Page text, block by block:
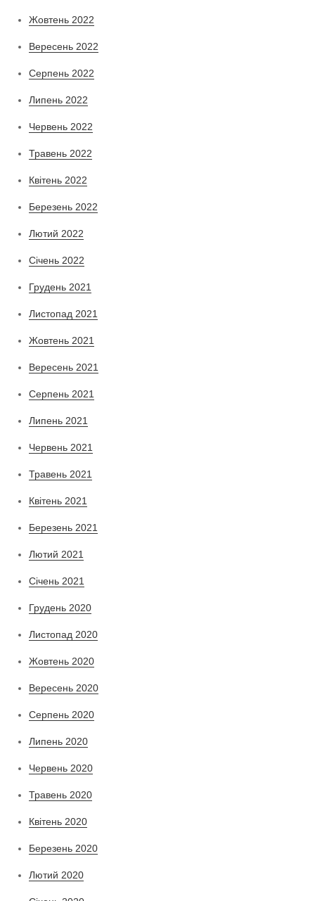
Жовтень 2022
Вересень 2022
Серпень 2022
Липень 2022
Червень 2022
Травень 2022
Квітень 2022
Березень 2022
Лютий 2022
Січень 2022
Грудень 2021
Листопад 2021
Жовтень 2021
Вересень 2021
Серпень 2021
Липень 2021
Червень 2021
Травень 2021
Квітень 2021
Березень 2021
Лютий 2021
Січень 2021
Грудень 2020
Листопад 2020
Жовтень 2020
Вересень 2020
Серпень 2020
Липень 2020
Червень 2020
Травень 2020
Квітень 2020
Березень 2020
Лютий 2020